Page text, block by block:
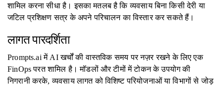
शामिल करना सीधा है। इसका मतलब है कि व्यवसाय बिना किसी देरी या
जटिल प्रशिक्षण सत्र के अपने परिचालन का विस्तार कर सकते हैं।
लागत पारदर्शिता
Prompts.ai में AI खर्चों की वास्तविक समय पर नज़र रखने के लिए एक
FinOps परत शामिल है। मॉडलों और टीमों में टोकन के उपयोग की
निगरानी करके, व्यवसाय लागत को विशिष्ट परियोजनाओं या विभागों से जोड़